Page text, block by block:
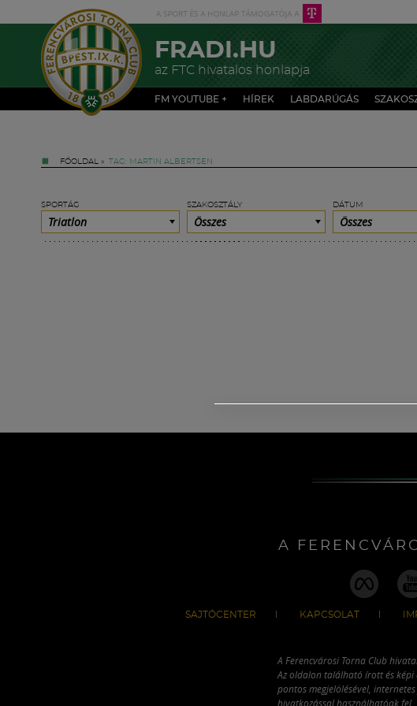
FRADI.HU
az FTC hivatalos honlapja
FM YOUTUBE + HÍREK LABDARÚGÁS
FŐOLDAL » TAG: MARTIN ALBERTSEN
SPORTÁG
Triatlon
SZAKOSZTÁLY
Összes
DÁTUM
Összes
A
SAJTÓCENTER KAPCSOLAT
A Ferencvárosi Torna Club
Az oldalon található írott és képi
pontos megjelölésével,
hivatkozással használhatóak fel.